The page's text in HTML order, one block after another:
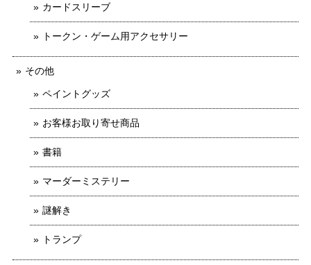
カードスリーブ
トークン・ゲーム用アクセサリー
その他
ペイントグッズ
お客様お取り寄せ商品
書籍
マーダーミステリー
謎解き
トランプ